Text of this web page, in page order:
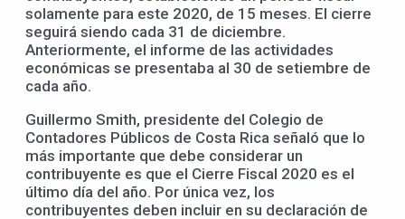
solamente para este 2020, de 15 meses. El cierre
seguirá siendo cada 31 de diciembre.
Anteriormente, el informe de las actividades
económicas se presentaba al 30 de setiembre de
cada año.
Guillermo Smith, presidente del Colegio de
Contadores Públicos de Costa Rica señaló que lo
más importante que debe considerar un
contribuyente es que el Cierre Fiscal 2020 es el
último día del año. Por única vez, los
contribuyentes deben incluir en su declaración de